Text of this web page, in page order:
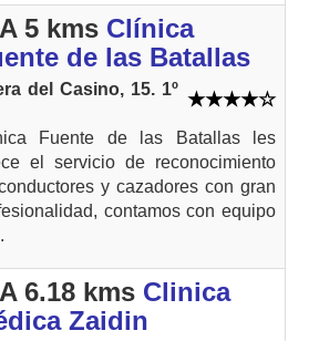
A 5 kms Clínica
de las Batallas
del Casino, 15. 1º
Fuente de las Batallas les
el servicio de reconocimiento
y cazadores con gran
contamos con equipo
A 6.18 kms Clinica
Zaidin